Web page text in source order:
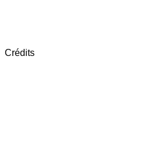
Crédits